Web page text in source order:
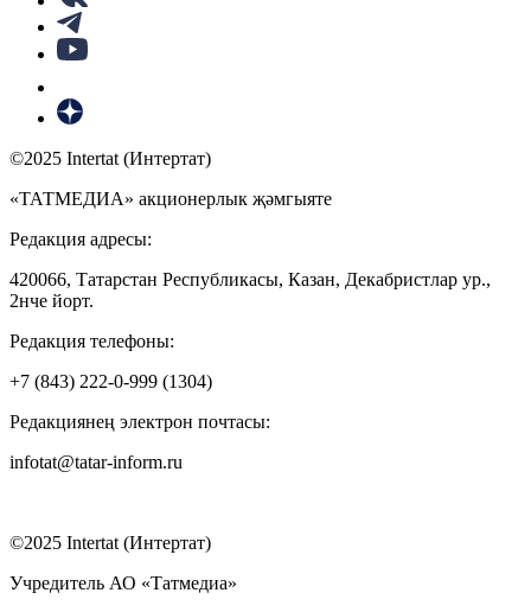
©2025 Intertat (Интертат)
«ТАТМЕДИА» акционерлык җәмгыяте
Редакция адресы:
420066, Татарстан Республикасы, Казан, Декабристлар ур.,
2нче йорт.
Редакция телефоны:
+7 (843) 222-0-999 (1304)
Редакциянең электрон почтасы:
infotat@tatar-inform.ru
©2025 Intertat (Интертат)
Учредитель АО «Татмедиа»